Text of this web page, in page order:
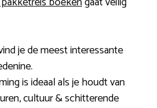
je de meest interessante
is ideaal als je houdt van
cultuur & schitterende